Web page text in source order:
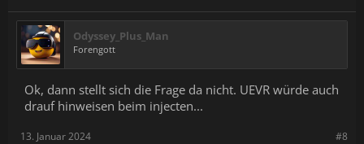
Odyssey_Plus_Man
Forengott
Ok, dann stellt sich die Frage da nicht. UEVR würde auch
drauf hinweisen beim injecten...
#8
13. Januar 2024